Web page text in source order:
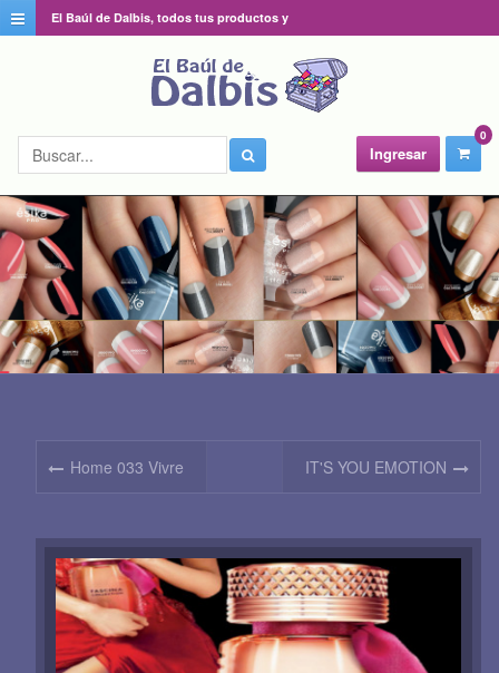
El Baúl de Dalbis, todos tus productos y
0
Ingresar
Home 033 Vivre IT'S YOU EMOTION